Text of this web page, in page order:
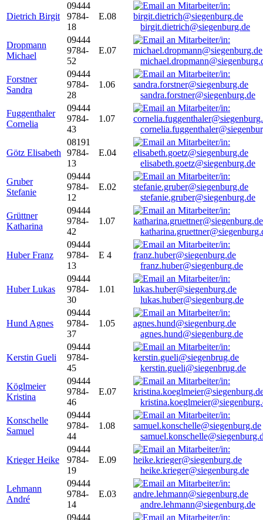
Dietrich Birgit
09444
9784-
18
E.08
birgit.dietrich@siegenburg.de
Dropmann
Michael
09444
9784-
52
E.07
Forstner
Sandra
09444
9784-
28
1.06
sandra.forstner@siegenburg.de
Fuggenthaler
Cornelia
09444
9784-
43
1.07
Götz Elisabeth
08191
9784-
13
E.04
elisabeth.goetz@siegenburg.de
Gruber
Stefanie
09444
9784-
12
E.02
stefanie.gruber@siegenburg.de
Grüttner
Katharina
09444
9784-
42
1.07
Huber Franz
09444
9784-
13
E 4
franz.huber@siegenburg.de
Huber Lukas
09444
9784-
30
1.01
lukas.huber@siegenburg.de
Hund Agnes
09444
9784-
37
1.05
agnes.hund@siegenburg.de
Kerstin Gueli
09444
9784-
45
kerstin.gueli@siegenbrug.de
Köglmeier
Kristina
09444
9784-
46
E.07
Konschelle
Samuel
09444
9784-
44
1.08
Krieger Heike
09444
9784-
19
E.09
heike.krieger@siegenburg.de
Lehmann
André
09444
9784-
14
E.03
andre.lehmann@siegenburg.de
09444